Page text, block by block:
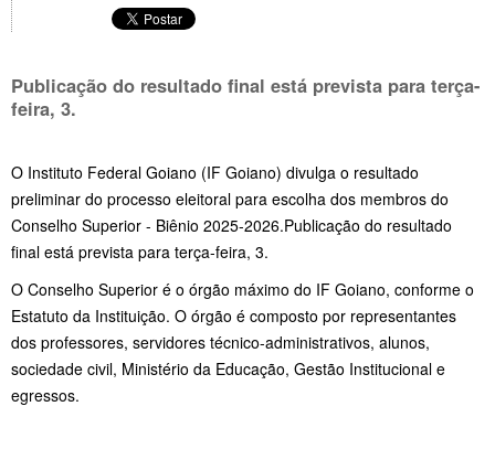
Publicação do resultado final está prevista para terça-
feira, 3.
O Instituto Federal Goiano (IF Goiano) divulga o resultado
preliminar do processo eleitoral para escolha dos membros do
Conselho Superior - Biênio 2025-2026.Publicação do resultado
final está prevista para terça-feira, 3.
O Conselho Superior é o órgão máximo do IF Goiano, conforme o
Estatuto da Instituição. O órgão é composto por representantes
dos professores, servidores técnico-administrativos, alunos,
sociedade civil, Ministério da Educação, Gestão Institucional e
egressos.